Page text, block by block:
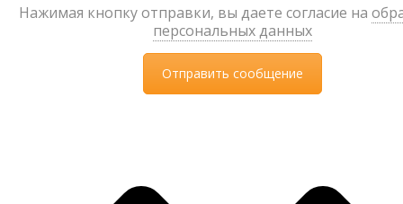
Нажимая кнопку отправки, вы даете согласие на
персональных данных